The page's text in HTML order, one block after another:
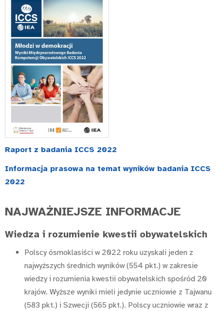
Raport z badania ICCS 2022
Informacja prasowa na temat wyników badania ICCS
2022
NAJWAŻNIEJSZE INFORMACJE
Wiedza i rozumienie kwestii obywatelskich
Polscy ósmoklasiści w 2022 roku uzyskali jeden z
najwyższych średnich wyników (554 pkt.) w zakresie
wiedzy i rozumienia kwestii obywatelskich spośród 20
krajów. Wyższe wyniki mieli jedynie uczniowie z Tajwanu
(583 pkt.) i Szwecji (565 pkt.). Polscy uczniowie wraz z